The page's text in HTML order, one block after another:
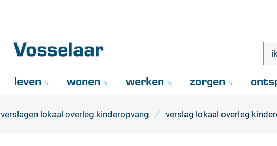
Vosselaar
leven wonen werken zorgen
verslagen lokaal overleg kinderopvang verslag lokaal overleg